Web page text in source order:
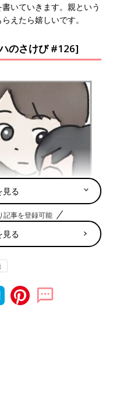
いていきます。親という
えたら嬉しいです。
のさけび #126]
けび#126-130では、犬
飼い始めた室内犬です。
見る
記事を登録可能
見る